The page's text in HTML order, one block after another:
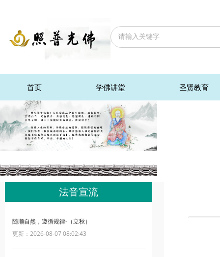
首页 学佛讲堂 圣贤教育
法音宣流
随顺自然，遵循规律-（立秋）
更新：2026-08-07 08:02:43